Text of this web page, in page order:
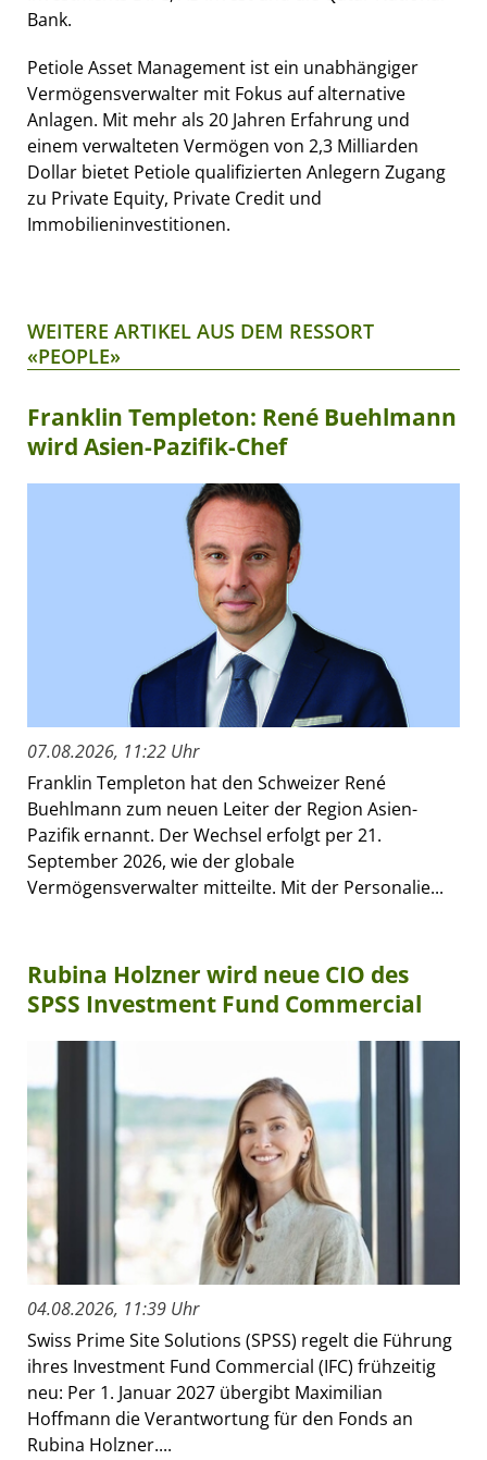
Bank.
Petiole Asset Management ist ein unabhängiger
Vermögensverwalter mit Fokus auf alternative
Anlagen. Mit mehr als 20 Jahren Erfahrung und
einem verwalteten Vermögen von 2,3 Milliarden
Dollar bietet Petiole qualifizierten Anlegern Zugang
zu Private Equity, Private Credit und
Immobilieninvestitionen.
WEITERE ARTIKEL AUS DEM RESSORT
«PEOPLE»
Franklin Templeton: René Buehlmann
wird Asien-Pazifik-Chef
07.08.2026, 11:22 Uhr
Franklin Templeton hat den Schweizer René
Buehlmann zum neuen Leiter der Region Asien-
Pazifik ernannt. Der Wechsel erfolgt per 21.
September 2026, wie der globale
Vermögensverwalter mitteilte. Mit der Personalie...
Rubina Holzner wird neue CIO des
SPSS Investment Fund Commercial
04.08.2026, 11:39 Uhr
Swiss Prime Site Solutions (SPSS) regelt die Führung
ihres Investment Fund Commercial (IFC) frühzeitig
neu: Per 1. Januar 2027 übergibt Maximilian
Hoffmann die Verantwortung für den Fonds an
Rubina Holzner....